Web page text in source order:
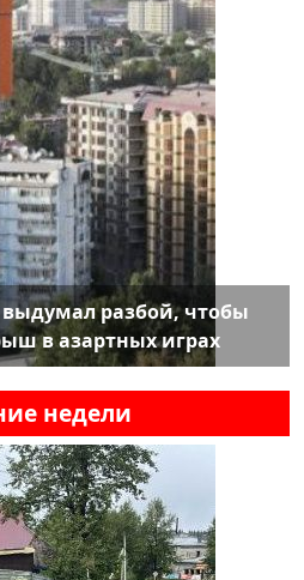
разбой, чтобы
в азартных играх
недели